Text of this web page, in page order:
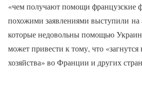
«чем получают помощи французские
похожими заявлениями выступили на
которые недовольны помощью
может привести к тому, что «загнутся
хозяйства» во Франции и других